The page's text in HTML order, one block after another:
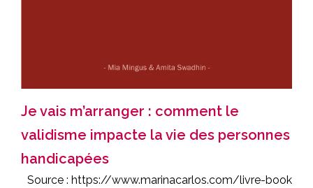
Je vais m’arranger : comment le
validisme impacte la vie des personnes
handicapées
Source : https://www.marinacarlos.com/livre-book